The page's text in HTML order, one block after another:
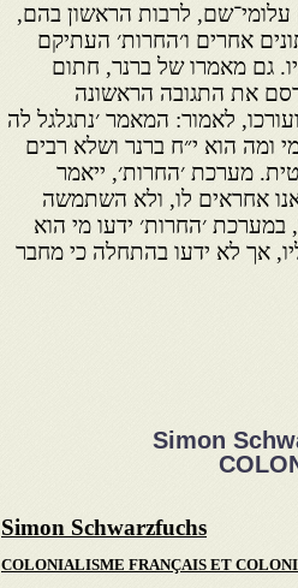
לרבות הראשון בהם,
אחרים ו׳החרות׳ העתיקם
גם מאמרו של ברנר, חתום
את התגובה הראשונה
לאמור: המאמר ׳נתגלגל לה
ומה הוא י״ח ברנר ושלא רבים
מערכת ׳החרות׳, ייאמר
אחראים לו, ולא השתמשה
׳החרות׳ ידעו מי הוא
אך לא ידעו בהתחלה כי מחבר
Simon
Simon Schwarzfuchs
COLONIALISME FRANÇAIS ET